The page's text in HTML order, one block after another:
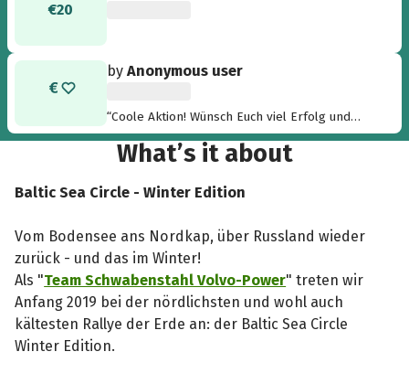
€20
byAnonymous user
“Coole Aktion! Wünsch Euch viel Erfolg und
„warme“ Nächte! ;-) ”
What’s it about
Baltic Sea Circle - Winter Edition
Vom Bodensee ans Nordkap, über Russland wieder
zurück - und das im Winter!
Als "Team Schwabenstahl Volvo-Power" treten wir
Anfang 2019 bei der nördlichsten und wohl auch
kältesten Rallye der Erde an: der Baltic Sea Circle
Winter Edition.